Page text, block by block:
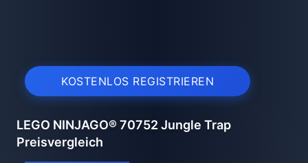
KOSTENLOS REGISTRIEREN
LEGO NINJAGO® 70752 Jungle Trap
Preisvergleich